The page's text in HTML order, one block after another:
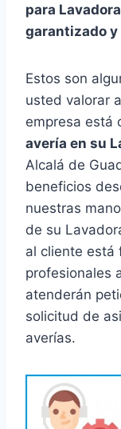
para
garantizado
Estos son
usted valorar
empresa está
avería en su
Alcalá de
beneficios
nuestras
de su
al cliente está
profesionales
atenderán
solicitud de
averías.